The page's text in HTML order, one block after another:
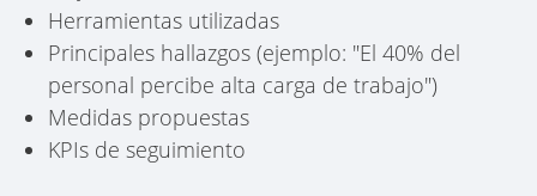
Herramientas utilizadas
Principales hallazgos (ejemplo: "El 40% del
personal percibe alta carga de trabajo")
Medidas propuestas
KPIs de seguimiento